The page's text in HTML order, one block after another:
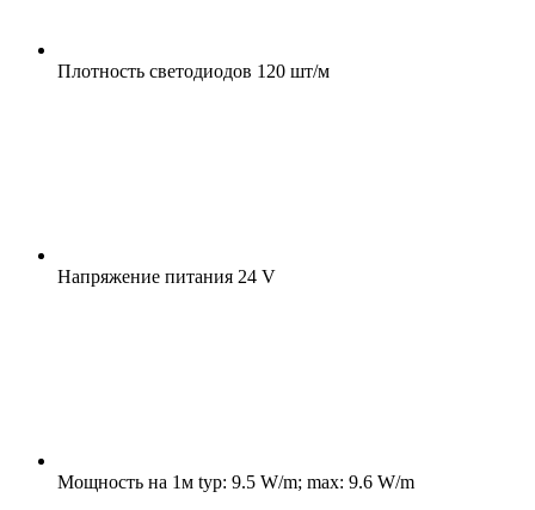
Плотность светодиодов 120 шт/м
Напряжение питания 24 V
Мощность на 1м typ: 9.5 W/m; max: 9.6 W/m